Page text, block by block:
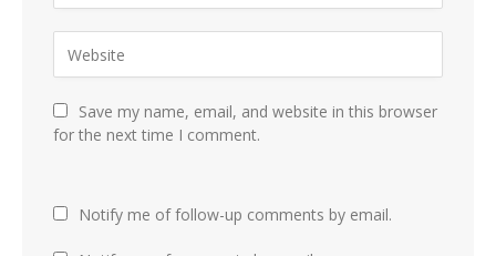
Save my name, email, and website in this browser
for the next time I comment.
Notify me of follow-up comments by email.